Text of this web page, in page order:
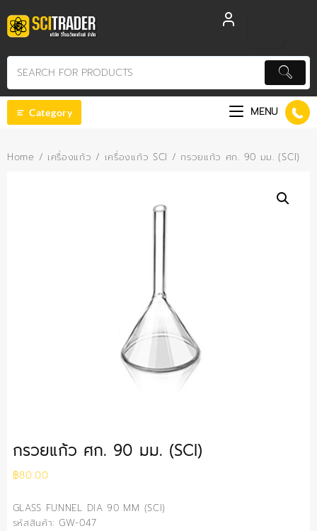
to
content
Category MENU
Home / เครื่องแก้ว / เครื่องแก้ว SCI / กรวยแก้ว ศก. 90 มม. (SCI)
กรวยแก้ว ศก. 90 มม. (SCI)
฿80.00
GLASS FUNNEL DIA 90 MM (SCI)
รหัสสินค้า: GW-047